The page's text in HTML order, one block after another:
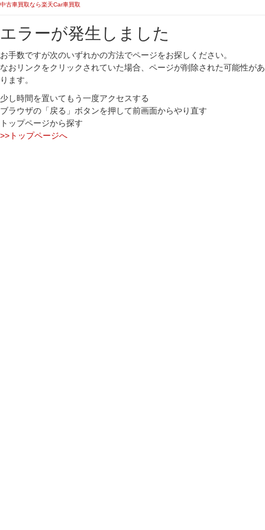
中古車買取なら楽天Car車買取
エラーが発生しました
お手数ですが次のいずれかの方法でページをお探しください。
なおリンクをクリックされていた場合、ページが削除された可能性があ
ります。
少し時間を置いてもう一度アクセスする
ブラウザの「戻る」ボタンを押して前画面からやり直す
トップページから探す
>>トップページへ